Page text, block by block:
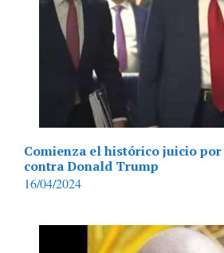
Comienza el histórico juicio
contra Donald Trump
16/04/2024